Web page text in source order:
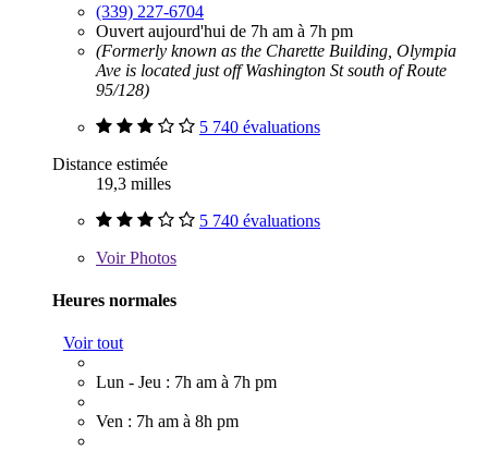
(339) 227-6704
Ouvert aujourd'hui de 7h am à 7h pm
(Formerly known as the Charette Building, Olympia
Ave is located just off Washington St south of Route
95/128)
5 740 évaluations
Distance estimée
19,3 milles
5 740 évaluations
VoirPhotos
Heures normales
Voir tout
Lun - Jeu : 7h am à 7h pm
Ven : 7h am à 8h pm